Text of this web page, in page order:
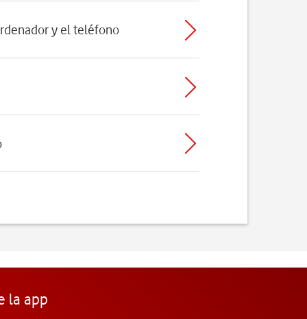
y el teléfono
la app